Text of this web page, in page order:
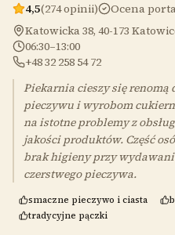
4,5(274 opinii) Ocena
Katowicka 38, 40-173
06:30–13:00
+48 32 258 54 72
Piekarnia cieszy się
pieczywu i wyrobom
na istotne problemy z
jakości produktów. Część
brak higieny przy
czerstwego pieczywa.
smaczne pieczywo i ciasta
tradycyjne pączki